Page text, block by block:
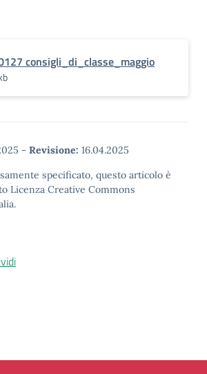
consigli_di_classe_maggio
- Revisione: 16.04.2025
specificato, questo articolo è
Licenza Creative Commons